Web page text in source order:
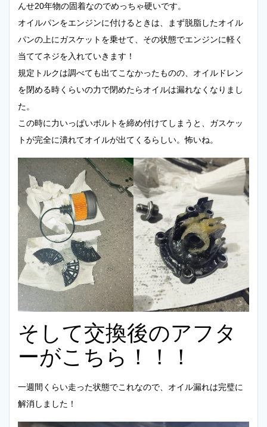
んせ20年物の固着なのでめっちゃ硬いです。
オイルパンをエンジンに付けるときは、まず脱脂したオイル
パンの上にガスケットを乗せて、その状態でエンジンに軽く
当ててネジを入れていきます！
規定トルクは調べても出てこなかったものの、オイルドレン
を閉める時くらいの力で閉めたらオイルは漏れなくなりまし
た。
この時に力いっぱいボルトを締め付けてしまうと、ガスケッ
トが完全に潰れてオイルが出てくるらしい。怖いね。
そして交換後のアフタ
ーがこちら！！！
一週間くらい走った状態でこれなので、オイル漏れは完璧に
解消しました！